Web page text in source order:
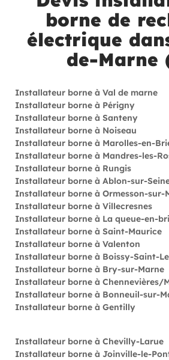
borne de
électrique
de-Marne
Installateur borne à Val de marne
Installateur borne à Périgny
Installateur borne à Santeny
Installateur borne à Noiseau
Installateur borne à Marolles-en-
Installateur borne à Mandres-les-
Installateur borne à Rungis
Installateur borne à Ablon-sur-
Installateur borne à Ormesson-sur-
Installateur borne à Villecresnes
Installateur borne à La queue-en-
Installateur borne à Saint-Maurice
Installateur borne à Valenton
Installateur borne à Boissy-Saint-
Installateur borne à Bry-sur-Marne
Installateur borne à Chennevières/
Installateur borne à Bonneuil-sur-
Installateur borne à Gentilly
Installateur borne à Chevilly-Larue
Installateur borne à Joinville-le-